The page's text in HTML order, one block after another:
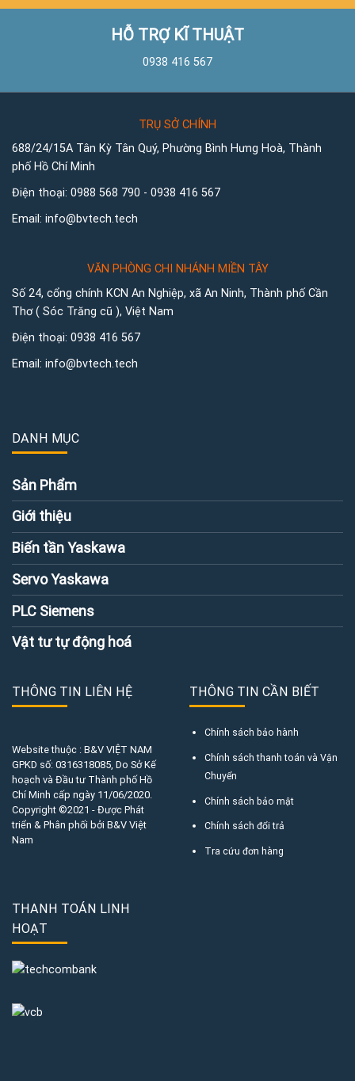
HỖ TRỢ KĨ THUẬT
0938 416 567
TRỤ SỞ CHÍNH
688/24/15A Tân Kỳ Tân Quý, Phường Bình Hưng Hoà, Thành
phố Hồ Chí Minh
Điện thoại: 0988 568 790 - 0938 416 567
Email: info@bvtech.tech
VĂN PHÒNG CHI NHÁNH MIỀN TÂY
Số 24, cổng chính KCN An Nghiệp, xã An Ninh, Thành phố Cần
Thơ ( Sóc Trăng cũ ), Việt Nam
Điện thoại: 0938 416 567
Email: info@bvtech.tech
DANH MỤC
Sản Phẩm
Giới thiệu
Biến tần Yaskawa
Servo Yaskawa
PLC Siemens
Vật tư tự động hoá
THÔNG TIN LIÊN HỆ
Website thuộc : B&V VIỆT NAM
GPKD số: 0316318085, Do Sở Kế
hoạch và Đầu tư Thành phố Hồ
Chí Minh cấp ngày 11/06/2020.
Copyright ©2021 - Được Phát
triển & Phân phối bởi B&V Việt
Nam
THÔNG TIN CẦN BIẾT
Chính sách bảo hành
Chính sách thanh toán và Vận
Chuyển
Chính sách bảo mật
Chính sách đổi trả
Tra cứu đơn hàng
THANH TOÁN LINH
HOẠT